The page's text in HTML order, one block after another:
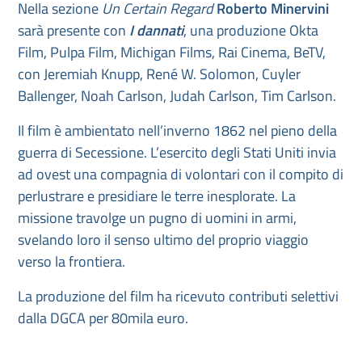
Nella sezione Un Certain RegardRoberto Minervini
sarà presente con I dannati, una produzione Okta
Film, Pulpa Film, Michigan Films, Rai Cinema, BeTV,
con Jeremiah Knupp, René W. Solomon, Cuyler
Ballenger, Noah Carlson, Judah Carlson, Tim Carlson.
Il film è ambientato nell’inverno 1862 nel pieno della
guerra di Secessione. L’esercito degli Stati Uniti invia
ad ovest una compagnia di volontari con il compito di
perlustrare e presidiare le terre inesplorate. La
missione travolge un pugno di uomini in armi,
svelando loro il senso ultimo del proprio viaggio
verso la frontiera.
La produzione del film ha ricevuto contributi selettivi
dalla DGCA per 80mila euro.